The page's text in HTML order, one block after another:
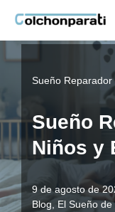
Saltar
Sueño
Sueño
Niños y
9 de agosto de
Blog, El Sueño